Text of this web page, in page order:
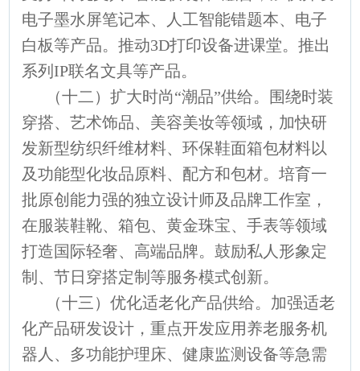
电子墨水屏笔记本、人工智能错题本、电子
白板等产品。推动3D打印设备进课堂。推出
系列IP联名文具等产品。
（十二）扩大时尚“潮品”供给。围绕时装
穿搭、艺术饰品、美容美妆等领域，加快研
发新型纺织纤维材料、环保鞋面箱包材料以
及功能型化妆品原料、配方和包材。培育一
批原创能力强的独立设计师及品牌工作室，
在服装鞋靴、箱包、黄金珠宝、手表等领域
打造国际轻奢、高端品牌。鼓励私人形象定
制、节日穿搭定制等服务模式创新。
（十三）优化适老化产品供给。加强适老
化产品研发设计，重点开发应用养老服务机
器人、多功能护理床、健康监测设备等急需